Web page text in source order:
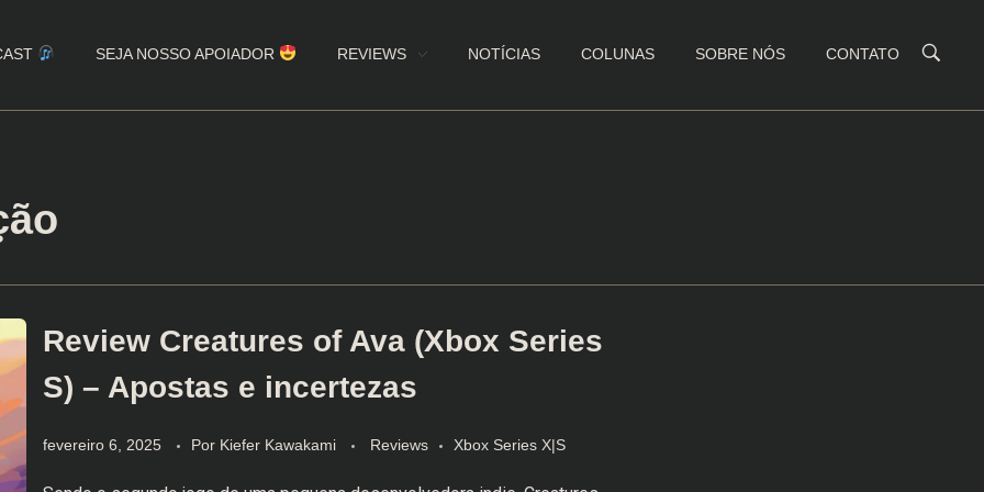
SEJA NOSSO APOIADOR REVIEWS NOTÍCIAS COLUNAS SOBRE NÓS CONTATO
Review Creatures of Ava (Xbox Series
S) – Apostas e incertezas
fevereiro 6, 2025 Por Kiefer Kawakami Reviews Xbox Series X|S